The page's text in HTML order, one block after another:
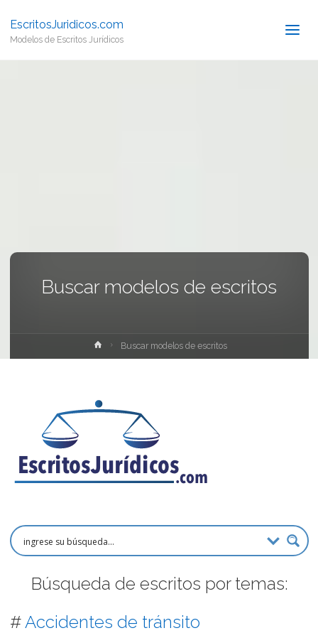
EscritosJuridicos.com
Modelos de Escritos Jurídicos
Buscar modelos de escritos
InicioBuscar modelos de escritos
Búsqueda de escritos por temas:
# Accidentes de tránsito